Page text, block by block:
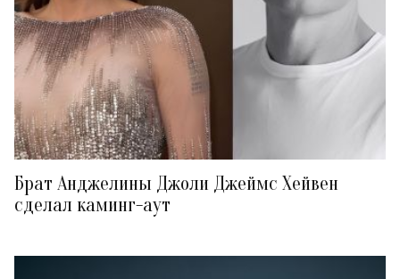
Брат Анджелины Джоли Джеймс Хейвен
сделал каминг-аут